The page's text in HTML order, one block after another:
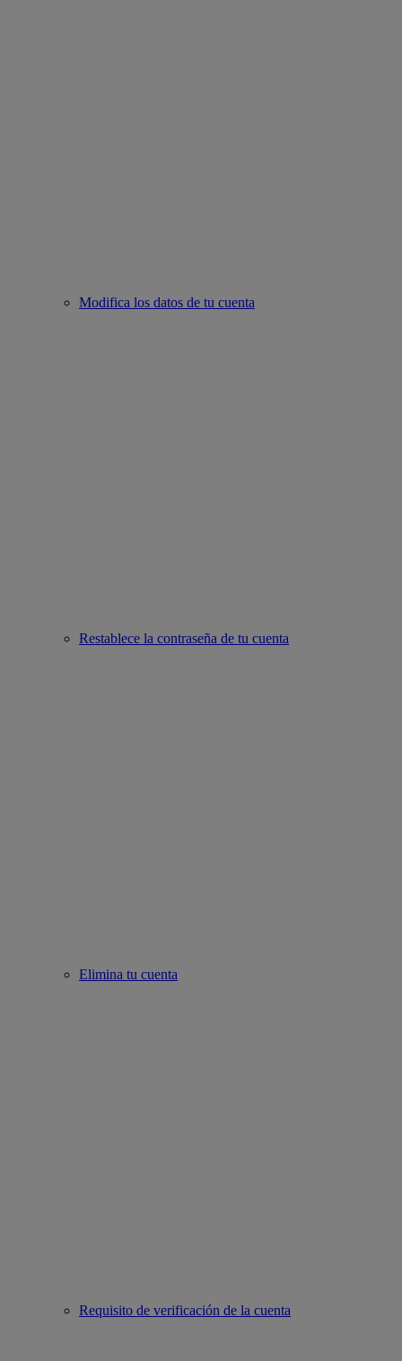
Modifica los datos de tu cuenta
Restablece la contraseña de tu cuenta
Elimina tu cuenta
Requisito de verificación de la cuenta